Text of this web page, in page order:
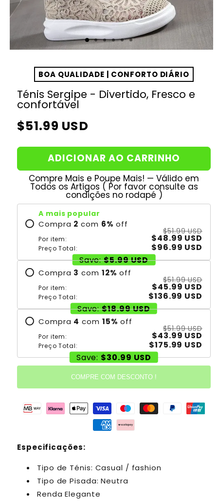
BOA QUALIDADE | CONFORTO DIÁRIO
Ténis Sergipe - Divertido, Fresco e
confortável
Preço
$51.99 USD
ADICIONAR AO CARRINHO
Compre Mais e Poupe Mais! — Válido em
Todos os Artigos ( Por favor consulte as
condições no rodapé )
A mais popular
Compra 2 com 6% off
Por item:
$51.99 USD
$48.99 USD
Preço Total:
$96.99 USD
Save: $5.99 USD
Compra 3 com 12% off
Por item:
$51.99 USD
$45.99 USD
Preço Total:
$136.99 USD
Save: $18.99 USD
Compra 4 com 15% off
Por item:
$51.99 USD
$43.99 USD
Preço Total:
$175.99 USD
Save: $30.99 USD
COMPRE COM DESCONTO !
Especificações:
Tipo de Ténis: Casual / fashion
Tipo de Pisada: Neutra
Renda Elegante